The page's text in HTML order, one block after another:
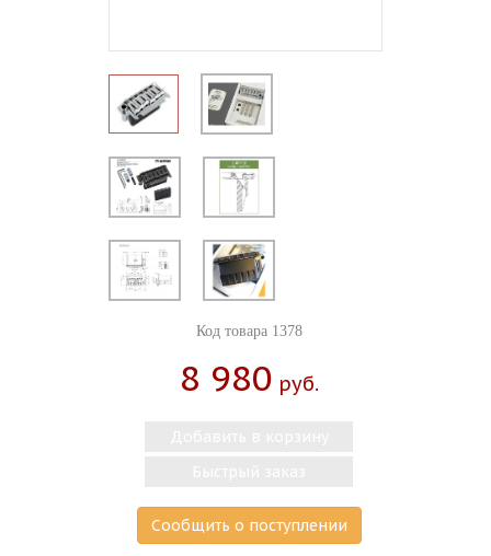
Код товара 1378
8 980 Руб.
Сообщить о поступлении